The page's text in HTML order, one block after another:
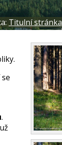
Titulní stránka
.